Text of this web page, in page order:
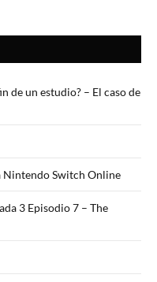
de un estudio? – El caso de
Nintendo Switch Online
3 Episodio 7 – The